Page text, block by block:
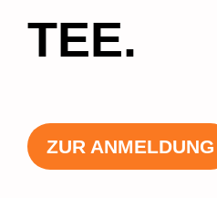
TEE.
ZUR ANMELDUNG